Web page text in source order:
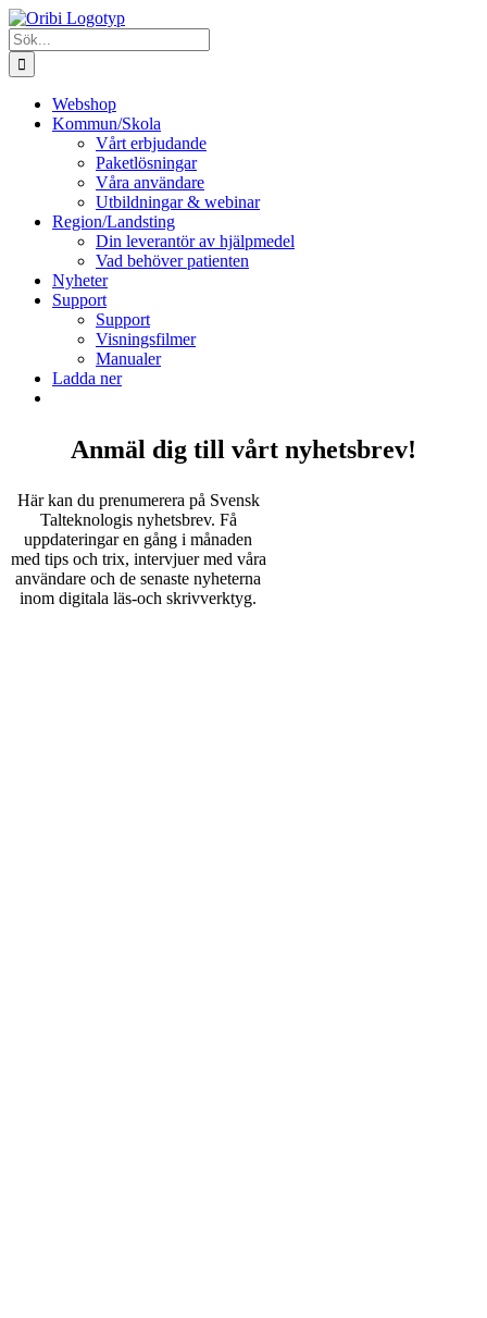
Fortsätt
till
innehållet
Sök
efter:
Webshop
Kommun/Skola
Vårt erbjudande
Paketlösningar
Våra användare
Utbildningar & webinar
Region/Landsting
Din leverantör av hjälpmedel
Vad behöver patienten
Nyheter
Support
Support
Visningsfilmer
Manualer
Ladda ner
Anmäl dig till vårt nyhetsbrev!
Här kan du prenumerera på Svensk
Talteknologis nyhetsbrev. Få
uppdateringar en gång i månaden
med tips och trix, intervjuer med våra
användare och de senaste nyheterna
inom digitala läs-och skrivverktyg.